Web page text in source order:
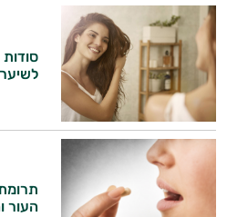
העור
זה הזמן להתחיל. איך אוכל